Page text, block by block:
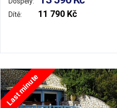
Dítě: 11 790 Kč
Last minute